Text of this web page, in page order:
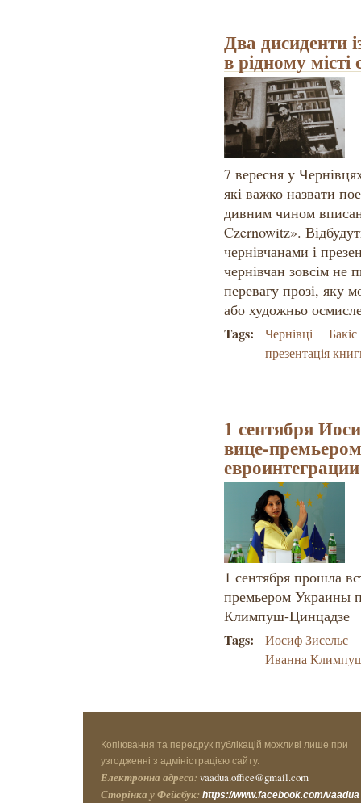
Два дисиденти
в рідному місті
7 вересня у
які важко назвати
дивним чином
Czernowitz».
чернівчанами і
чернівчан зовсім
перевагу прозі, яку
або художньо
Tags: Чернівці
Бакіс
презентація
1 сентября
вице-
евроинтеграции
1 сентября прошла
премьером Украины
Климпуш-Цинцадзе
Tags:
Иосиф Зисельс
Иванна
Копіювання та передрук публікацій можливі лише при
узгодженні з адміністрацією сайту.
Електронна адреса: vaadua.office@gmail.com
Сторінка у Фейсбук: https://www.facebook.com/vaadua